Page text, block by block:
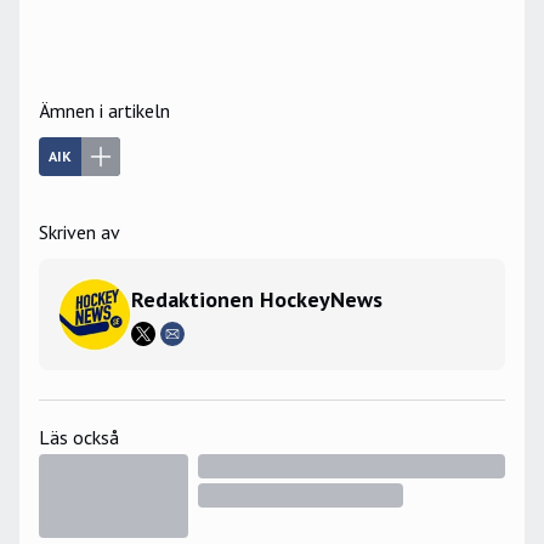
Ämnen i artikeln
AIK
Skriven av
Redaktionen HockeyNews
Läs också